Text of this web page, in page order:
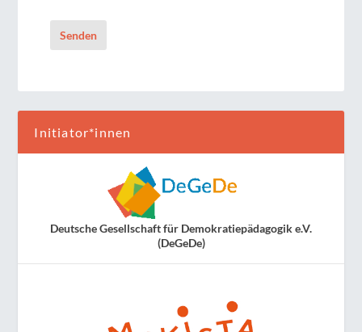
Senden
Initiator*innen
Deutsche Gesellschaft für Demokratiepädagogik e.V.
(DeGeDe)